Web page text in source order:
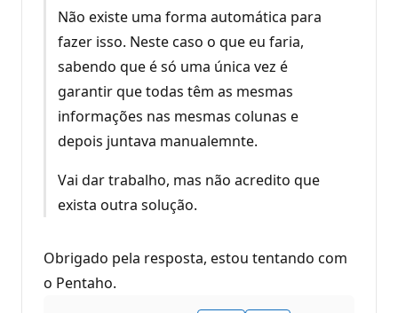
Não existe uma forma automática para
fazer isso. Neste caso o que eu faria,
sabendo que é só uma única vez é
garantir que todas têm as mesmas
informações nas mesmas colunas e
depois juntava manualemnte.
Vai dar trabalho, mas não acredito que
exista outra solução.
Obrigado pela resposta, estou tentando com
o Pentaho.